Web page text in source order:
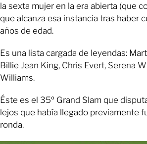
la sexta mujer en la era abierta (que
que alcanza esa instancia tras haber
años de edad.
Es una lista cargada de leyendas:
Billie Jean King, Chris Evert, Serena
Williams.
Éste es el 35º Grand Slam que
lejos que había llegado previamente
ronda.